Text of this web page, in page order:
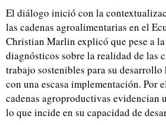
El diálogo inició con la
las cadenas agroalimentarias en el
Christian Marlin explicó que pese a
diagnósticos sobre la realidad de las
trabajo sostenibles para su
con una escasa implementación. Por
cadenas agroproductivas evidencian
lo que incide en su capacidad de